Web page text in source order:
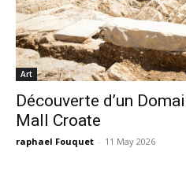
Art
Découverte d’un
Mall Croate
raphael Fouquet - 11 May 2026